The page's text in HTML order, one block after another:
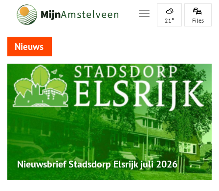
Toggle navigation
21° Files
Nieuws
Nieuwsbrief Stadsdorp Elsrijk juli 2026